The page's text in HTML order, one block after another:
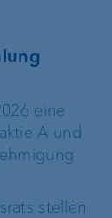
eine
A und
stellen